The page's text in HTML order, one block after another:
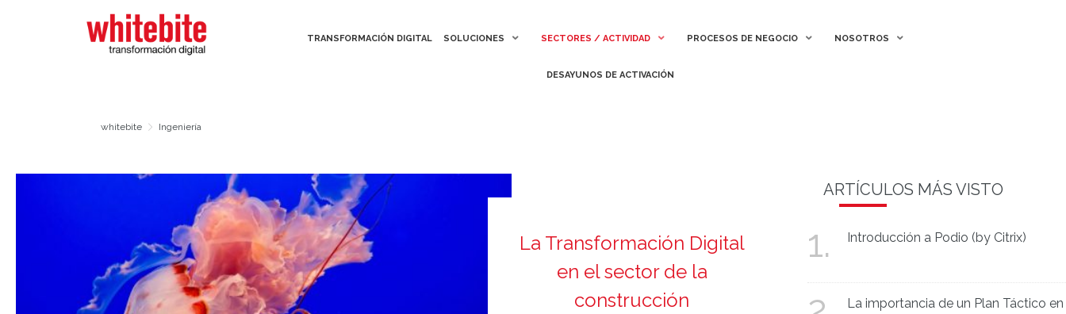
TRANSFORMACIÓN DIGITAL SOLUCIONES SECTORES / ACTIVIDAD PROCESOS DE NEGOCIO NOSOTROS
DESAYUNOS DE ACTIVACIÓN
TRANSFORMACIÓN DIGITAL SOLUCIONES SECTORES / ACTIVIDAD PROCESOS DE NEGOCIO NOSOTROS
DESAYUNOS DE ACTIVACIÓN
whitebite Ingeniería
La Transformación Digital
en el sector de la
construcción
ARTÍCULOS MÁS VISTO
1. Introducción a Podio (by Citrix)
La importancia de un Plan Táctico en